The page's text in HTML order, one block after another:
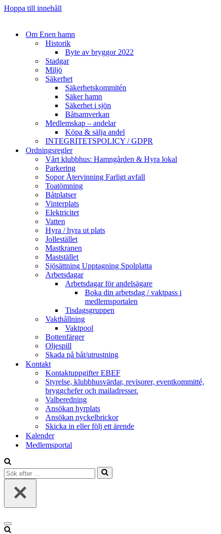
Hoppa till innehåll
Om Enen hamn
Historik
Byte av bryggor 2022
Stadgar
Miljö
Säkerhet
Säkerhetskommitén
Säker hamn
Säkerhet i sjön
Båtsamverkan
Medlemskap – andelar
Köpa & sälja andel
INTEGRITETSPOLICY / GDPR
Ordningsregler
Vårt klubbhus: Hamngården & Hyra lokal
Parkering
Sopor Återvinning Farligt avfall
Toatömning
Båtplatser
Vinterplats
Elektricitet
Vatten
Hyra / hyra ut plats
Jollestället
Mastkranen
Maststället
Sjösättning Upptagning Spolplatta
Arbetsdagar
Arbetsdagar för andelsägare
Boka din arbetsdag / vaktpass i
medlemsportalen
Tisdagsgruppen
Vakthållning
Vaktpool
Bottenfärger
Oljespill
Skada på båt/utrustning
Kontakt
Kontaktuppgifter EBEF
Styrelse, klubbhusvärdar, revisorer, eventkommitté,
bryggchefer och mailadresser.
Valberedning
Ansökan hyrplats
Ansökan nyckelbrickor
Skicka in eller följ ett ärende
Kalender
Medlemsportal
Sök
efter
Navigeringsmeny